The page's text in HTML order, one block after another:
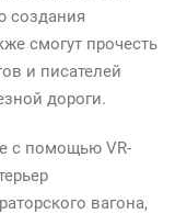
создания
смогут прочесть
и писателей
дороги.
с помощью VR-
вагона,